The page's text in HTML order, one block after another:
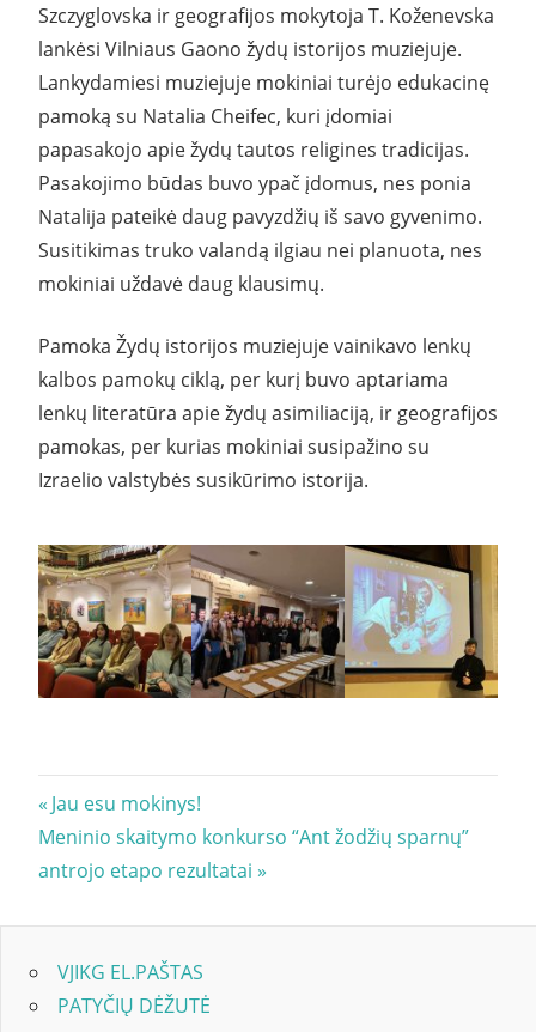
Szczyglovska ir geografijos mokytoja T. Koženevska
lankėsi Vilniaus Gaono žydų istorijos muziejuje.
Lankydamiesi muziejuje mokiniai turėjo edukacinę
pamoką su Natalia Cheifec, kuri įdomiai
papasakojo apie žydų tautos religines tradicijas.
Pasakojimo būdas buvo ypač įdomus, nes ponia
Natalija pateikė daug pavyzdžių iš savo gyvenimo.
Susitikimas truko valandą ilgiau nei planuota, nes
mokiniai uždavė daug klausimų.
Pamoka Žydų istorijos muziejuje vainikavo lenkų
kalbos pamokų ciklą, per kurį buvo aptariama
lenkų literatūra apie žydų asimiliaciją, ir geografijos
pamokas, per kurias mokiniai susipažino su
Izraelio valstybės susikūrimo istorija.
Navigacija
tarp
Previous
Post:
Jau esu mokinys!
Next
Post:
Meninio skaitymo konkurso “Ant žodžių sparnų”
antrojo etapo rezultatai
VJIKG EL.PAŠTAS
PATYČIŲ DĖŽUTĖ